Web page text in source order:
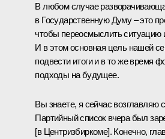
В любом случае
в Государственную Думу – это
чтобы переосмыслить
И в этом основная цель нашей
подвести итоги и в то же время
подходы на будущее.
Вы знаете, я сейчас возглавляю
Партийный список вчера был
[в Центризбиркоме]. Конечно,